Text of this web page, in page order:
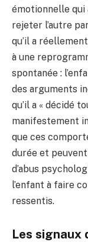
émotionnelle qui
rejeter l’autre
qu’il a
à une
spontanée :
des arguments
qu’il a « décidé
manifestement
que ces
durée et
d’abus
l’enfant à faire
ressentis.
Les signaux